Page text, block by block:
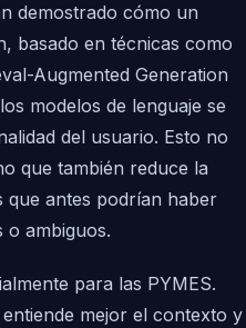
demostrado cómo un
basado en técnicas como
Augmented Generation
modelos de lenguaje se
del usuario. Esto no
que también reduce la
que antes podrían haber
o ambiguos.
para las PYMES.
mejor el contexto y